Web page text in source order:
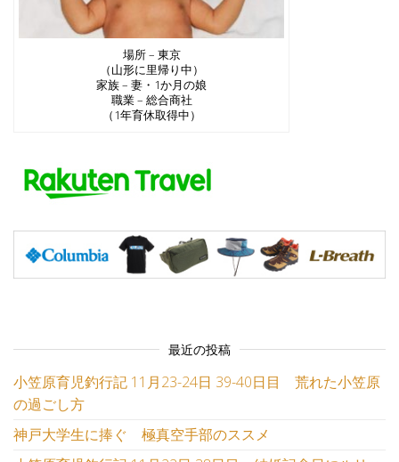
場所 – 東京
（山形に里帰り中）
家族 – 妻・1か月の娘
職業 – 総合商社
（1年育休取得中）
最近の投稿
小笠原育児釣行記 11月23-24日 39-40日目 荒れた小笠原
の過ごし方
神戸大学生に捧ぐ 極真空手部のススメ